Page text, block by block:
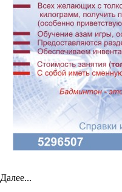
Далее...